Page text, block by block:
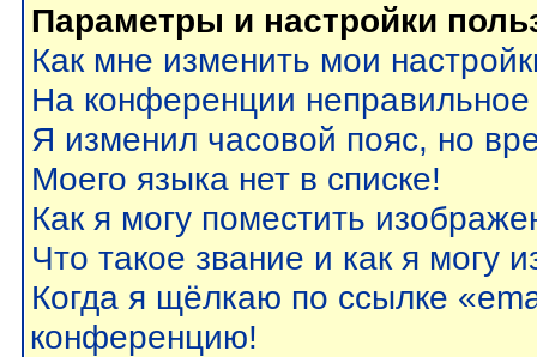
Параметры и настройки
Как мне изменить мои
На конференции
Я изменил часовой пояс, но
Моего языка нет в списке!
Как я могу поместить
Что такое звание и как я могу
Когда я щёлкаю по ссылке
конференцию!